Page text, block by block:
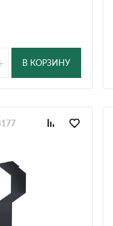
В КОРЗИНУ